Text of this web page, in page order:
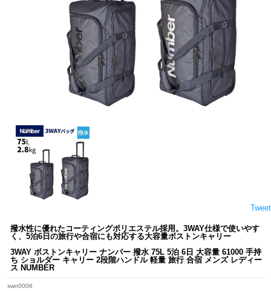
Tweet
撥水性に優れたコーティングポリエステル採用。3WAY仕様で使いやす
く、5泊6日の旅行や合宿にも対応する大容量ボストンキャリー
3WAY ボストンキャリー ナンバー 撥水 75L 5泊 6日 大容量 61000 手持
ち ショルダー キャリー 2段階ハンドル 軽量 旅行 合宿 メンズ レディー
ス NUMBER
swn0006